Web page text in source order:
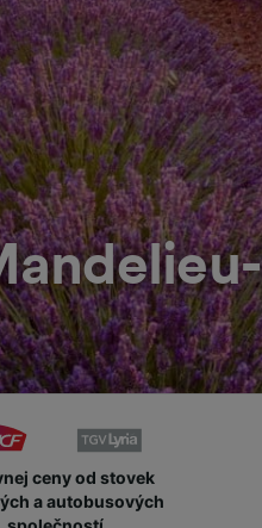
ceny od stovek
a autobusových